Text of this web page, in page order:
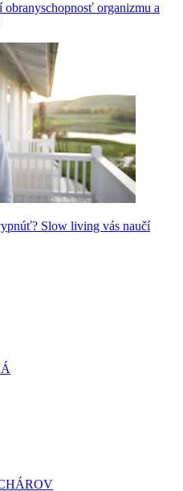
organizmu a
Slow living vás naučí